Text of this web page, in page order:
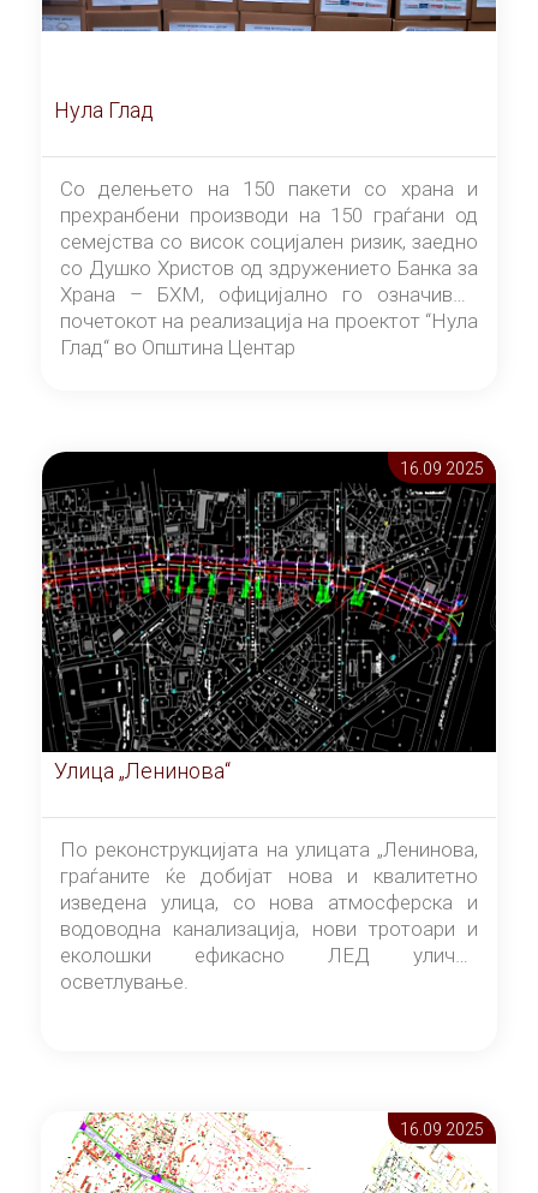
Нула Глад
Со делењето на 150 пакети со храна и
прехранбени производи на 150 граѓани од
семејства со висок социјален ризик, заедно
со Душко Христов од здружението Банка за
Храна – БХМ, официјално го означивме
почетокот на реализација на проектот “Нула
Глад“ во Општина Центар
16.09 2025
Улица „Ленинова“
По реконструкцијата на улицата „Ленинова,
граѓаните ќе добијат нова и квалитетно
изведена улица, со нова атмосферска и
водоводна канализација, нови тротоари и
еколошки ефикасно ЛЕД улично
осветлување.
16.09 2025